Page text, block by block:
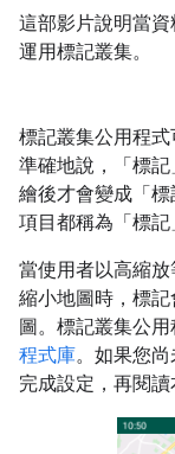
這部影片說明當
運用標記叢集。
標記叢集公用程式
準確地說，「標
繪後才會變成「
項目都稱為「標記
當使用者以高縮
縮小地圖時，標
圖。標記叢集公
程式庫。如果您
完成設定，再閱讀